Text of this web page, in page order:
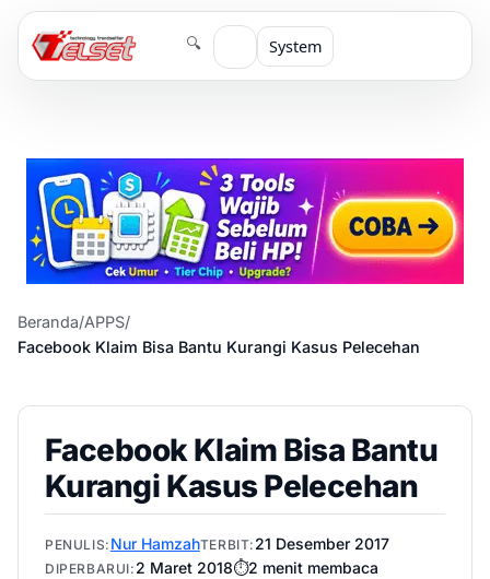
🔍 System
Beranda/APPS/
Facebook Klaim Bisa Bantu Kurangi Kasus Pelecehan
Facebook Klaim Bisa Bantu
Kurangi Kasus Pelecehan
PENULIS: Nur HamzahTERBIT: 21 Desember 2017
DIPERBARUI: 2 Maret 2018⏱️2 menit membaca